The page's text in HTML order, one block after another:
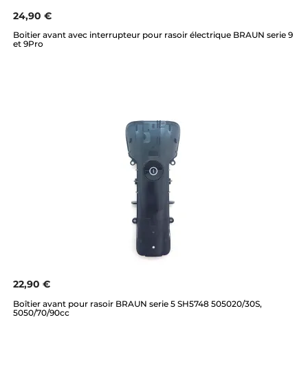
24,90 €
Boitier avant avec interrupteur pour rasoir électrique BRAUN serie 9
et 9Pro
22,90 €
Boîtier avant pour rasoir BRAUN serie 5 SH5748 505020/30S,
5050/70/90cc